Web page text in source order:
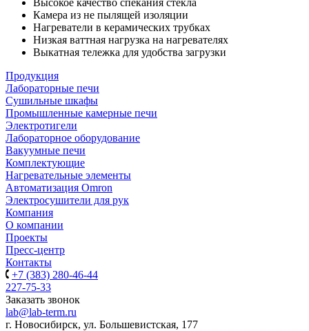
Камера из не пылящей изоляции
Нагреватели в керамических трубках
Низкая ваттная нагрузка на нагревателях
Выкатная тележка для удобства загрузки
Продукция
Лабораторные печи
Сушильные шкафы
Промышленные камерные печи
Электротигели
Лабораторное оборудование
Вакуумные печи
Комплектующие
Нагревательные элементы
Автоматизация Omron
Электросушители для рук
Компания
О компании
Проекты
Пресс-центр
Контакты
+7 (383) 280-46-44
227-75-33
Заказать звонок
lab@lab-term.ru
г. Новосибирск, ул. Большевистская, 177